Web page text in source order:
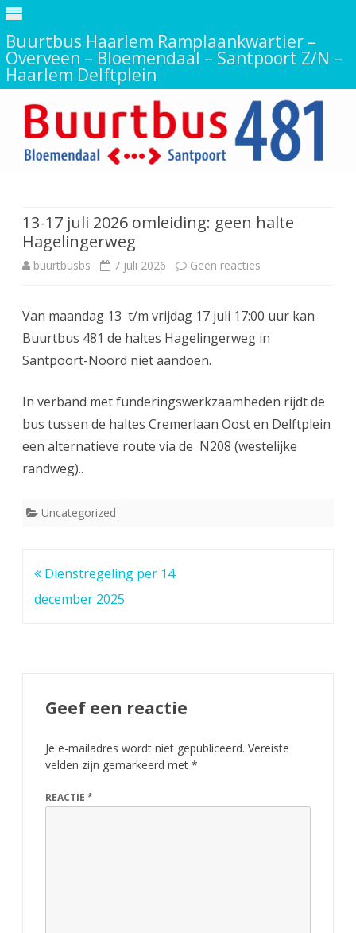
Buurtbus Haarlem Ramplaankwartier –
Overveen – Bloemendaal – Santpoort Z/N –
Haarlem Delftplein
de
inhoud
13-17 juli 2026 omleiding: geen halte
Hagelingerweg
buurtbusbs 7 juli 2026 Geen reacties
17
juli
omleiding:
geen
halte
Van maandag 13 t/m vrijdag 17 juli 17:00 uur kan
Buurtbus 481 de haltes Hagelingerweg in
Santpoort-Noord niet aandoen.
In verband met funderingswerkzaamheden rijdt de
bus tussen de haltes Cremerlaan Oost en Delftplein
een alternatieve route via de N208 (westelijke
randweg)..
Uncategorized
Bericht
navigatie
Dienstregeling per 14
december 2025
Geef een reactie
Je e-mailadres wordt niet gepubliceerd. Vereiste
velden zijn gemarkeerd met *
REACTIE *